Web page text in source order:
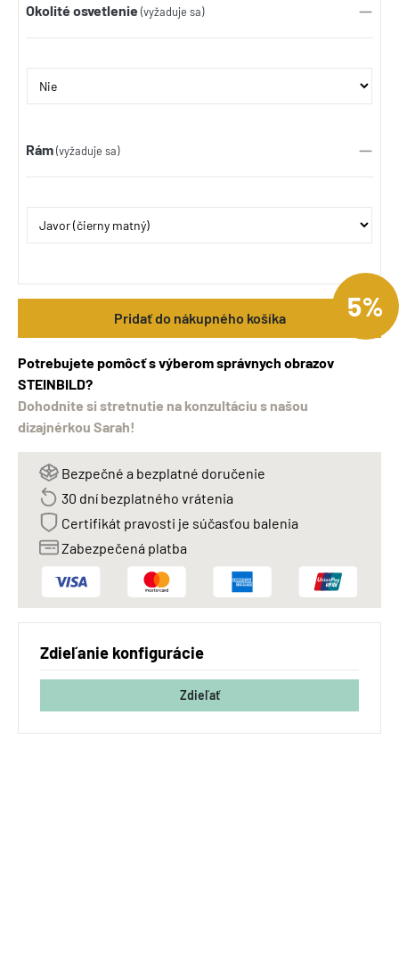
Okolité osvetlenie (vyžaduje sa)
Rám(vyžaduje sa)
Pridať do nákupného košíka
Potrebujete pomôcť s výberom správnych obrazov
STEINBILD?
Dohodnite si stretnutie na konzultáciu s našou
dizajnérkou Sarah!
Bezpečné a bezplatné doručenie
30 dní bezplatného vrátenia
Certifikát pravosti je súčasťou balenia
Zabezpečená platba
Zdieľanie konfigurácie
Zdieľať
5%